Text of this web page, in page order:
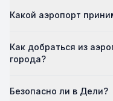
Какой аэропорт
Как добраться из
города?
Безопасно ли в Дели?